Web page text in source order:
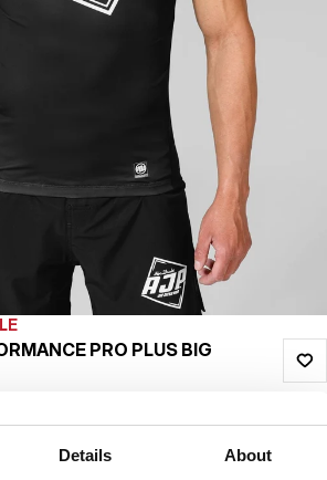
Details About
PRO PLUS BIG
30 dni: